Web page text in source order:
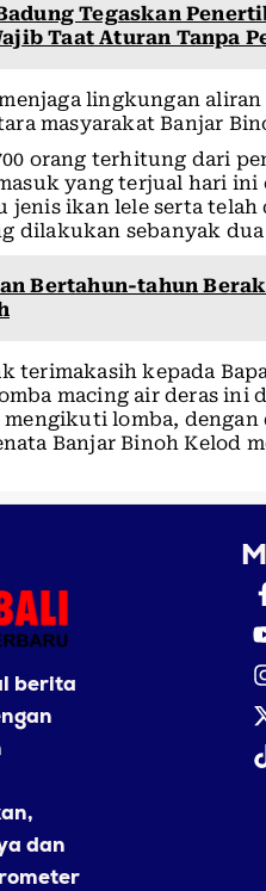
Tegaskan
Taat Aturan Tanpa
lingkungan aliran
masyarakat Banjar
orang terhitung dari
yang terjual hari
jenis ikan lele serta
dilakukan sebanyak
Bertahun-tahun
terimakasih kepada
macing air deras ini
lomba,
Banjar Binoh Kelod
berita
dan